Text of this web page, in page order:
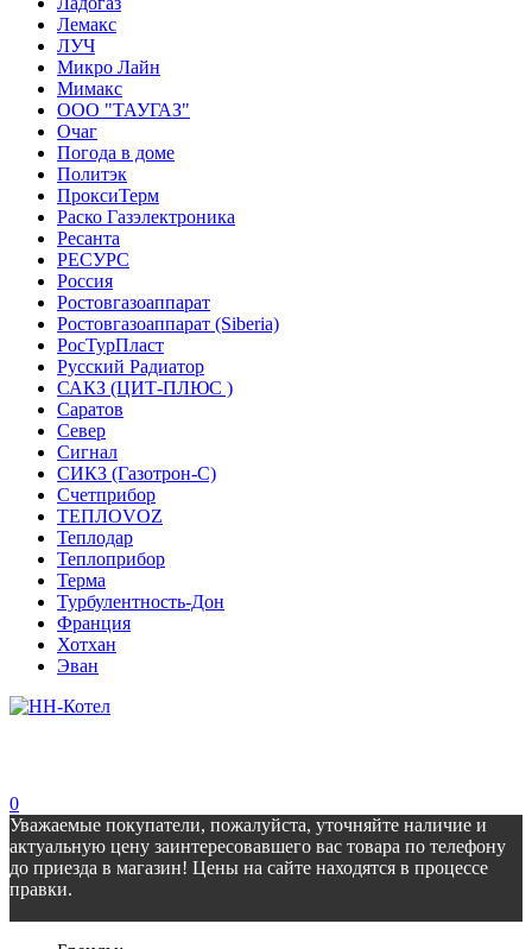
Лемакс
ЛУЧ
Микро Лайн
Мимакс
ООО "ТАУГАЗ"
Очаг
Погода в доме
Политэк
ПроксиТерм
Раско Газэлектроника
Ресанта
РЕСУРС
Россия
Ростовгазоаппарат
Ростовгазоаппарат (Siberia)
РосТурПласт
Русский Радиатор
САКЗ (ЦИТ-ПЛЮС )
Саратов
Север
Сигнал
СИКЗ (Газотрон-С)
Счетприбор
ТЕПЛОVOZ
Теплодар
Теплоприбор
Терма
Турбулентность-Дон
Франция
Хотхан
Эван
0
Уважаемые покупатели, пожалуйста, уточняйте наличие и
актуальную цену заинтересовавшего вас товара по телефону
до приезда в магазин! Цены на сайте находятся в процессе
правки.